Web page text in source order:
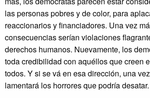
las personas pobres y de color, para
reaccionarios y financiadores. Una vez
consecuencias serían violaciones
derechos humanos. Nuevamente, los
toda credibilidad con aquéllos que creen
todos. Y si se vá en esa dirección, una
lamentará los horrores que podría desatar.